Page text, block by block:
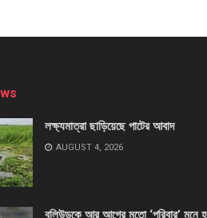
লক্ষ্যমাত্রা ছাড়িয়েছে পাটের আবাদ
AUGUST 4, 2026
বলিউডকে আর আগের মতো ‘পরিবার’ মনে